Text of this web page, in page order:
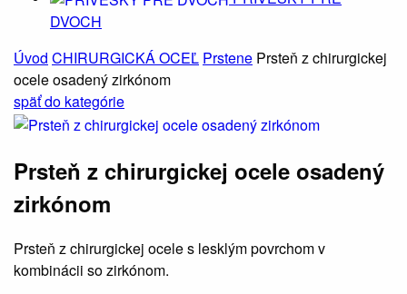
DVOCH
Úvod CHIRURGICKÁ OCEĽ Prstene Prsteň z chirurgickej
ocele osadený zirkónom
späťdo kategórie
Prsteň z chirurgickej ocele osadený
zirkónom
Prsteň z chirurgickej ocele s lesklým povrchom v
kombinácii so zirkónom.